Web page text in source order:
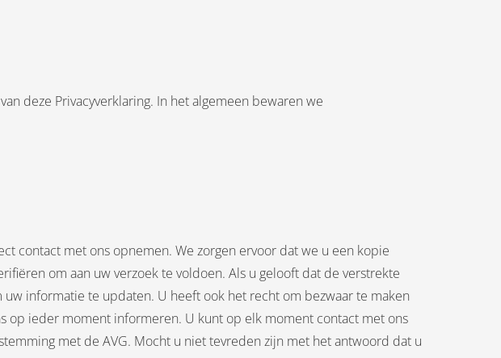
deze Privacyverklaring. In het algemeen bewaren we
contact met ons opnemen. We zorgen ervoor dat we u een kopie
om aan uw verzoek te voldoen. Als u gelooft dat de verstrekte
informatie te updaten. U heeft ook het recht om bezwaar te maken
op ieder moment informeren. U kunt op elk moment contact met ons
met de AVG. Mocht u niet tevreden zijn met het antwoord dat u